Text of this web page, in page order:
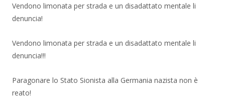
Vendono limonata per strada e un disadattato mentale li
denuncia!
Vendono limonata per strada e un disadattato mentale li
denuncia!!!
Paragonare lo Stato Sionista alla Germania nazista non è
reato!